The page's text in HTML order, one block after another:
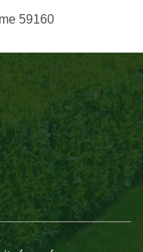
59160